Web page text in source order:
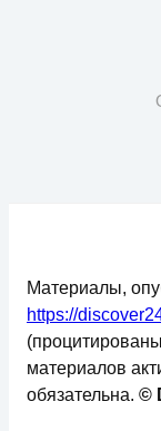
Материалы,
https://
материалов
обязательна. ©